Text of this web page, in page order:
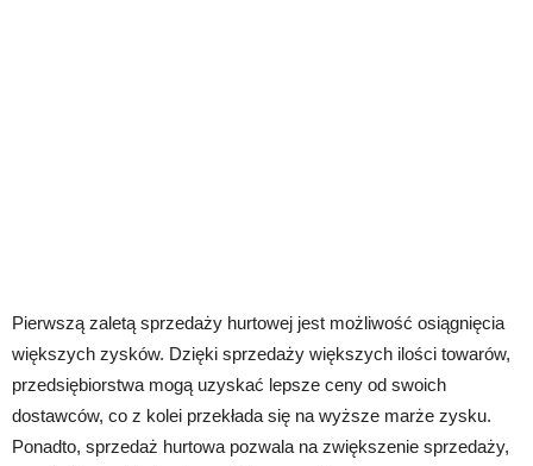
Pierwszą zaletą sprzedaży hurtowej jest możliwość osiągnięcia
większych zysków. Dzięki sprzedaży większych ilości towarów,
przedsiębiorstwa mogą uzyskać lepsze ceny od swoich
dostawców, co z kolei przekłada się na wyższe marże zysku.
Ponadto, sprzedaż hurtowa pozwala na zwiększenie sprzedaży,